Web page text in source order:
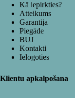
Kā iepirkties?
Atteikums
Garantija
Piegāde
BUJ
Kontakti
Ielogoties
Klientu apkalpošana